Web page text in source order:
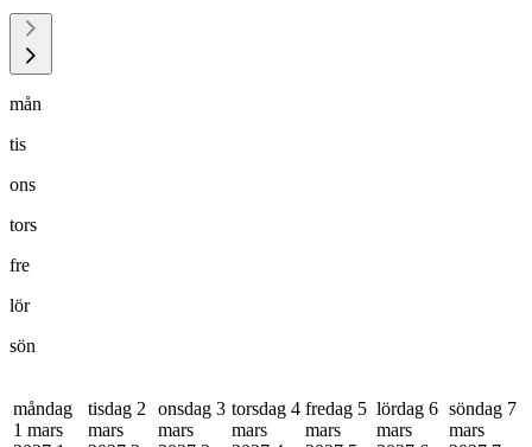
mån
tis
ons
tors
fre
lör
sön
måndag
1 mars
tisdag 2
mars
onsdag 3
mars
torsdag 4
mars
fredag 5
mars
lördag 6
mars
söndag 7
mars